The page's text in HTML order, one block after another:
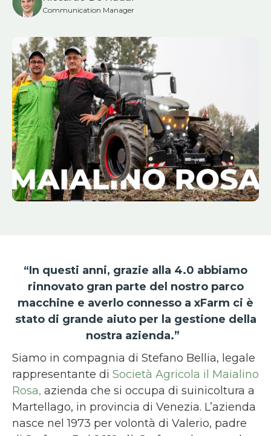
Communication Manager
“In questi anni, grazie alla 4.0 abbiamo
rinnovato gran parte del nostro parco
macchine e averlo connesso a xFarm ci è
stato di grande aiuto per la gestione della
nostra azienda.”
Siamo in compagnia di Stefano Bellia, legale
rappresentante di Società Agricola il Maialino
Rosa, azienda che si occupa di suinicoltura a
Martellago, in provincia di Venezia. L’azienda
nasce nel 1973 per volontà di Valerio, padre